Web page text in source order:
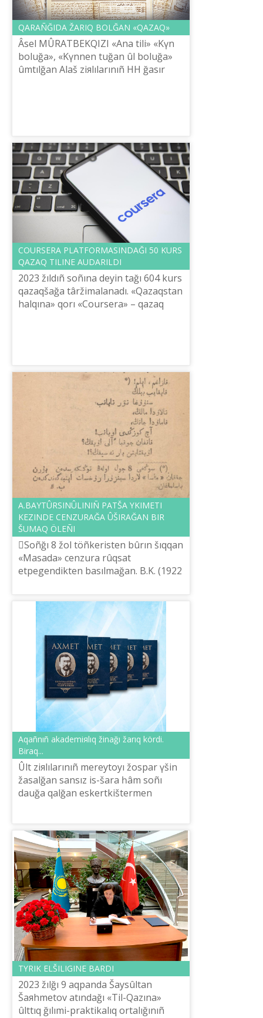
QARAÑĞIDA ŽARIQ BOLĞAN «QAZAQ»
Âsel MÛRATBEKQIZI «Ana tili» «Kүn
boluğa», «Kүnnen tuğan ûl boluğa»
ûmtılğan Alaš ziяlılarınıñ HH ğasır
COURSERA PLATFORMASINDAĞI 50 KURS
QAZAQ TІLІNE AUDARILDI
2023 žıldıñ soñına deyіn tağı 604 kurs
qazaqšağa târžіmalanadı. «Qazaqstan
halqına» qorı «Coursera» – qazaq
A.BAYTÛRSINÛLINIÑ PATŠA ҮKІMETІ
KEZІNDE CENZURAĞA ÛŠIRAĞAN BІR
ŠUMAQ ÖLEÑІ
Soñğı 8 žol töñkerіsten bûrın šıqqan
«Masada» cenzura rûqsat
etpegendіkten basılmağan. B.K. (1922
Aqañnıñ akademiяlıq žinağı žarıq kördі.
Bіraq...
Ûlt ziяlılarınıñ mereytoyı žospar үšіn
žasalğan sansız іs-šara һâm soñı
dauğa qalğan eskertkіštermen
TҮRІK ELŠІLІGІNE BARDI
2023 žılğı 9 aqpanda Šaysûltan
Šaяhmetov atındağı «Tіl-Qazına»
ûlttıq ğılımi-praktikalıq ortalığınıñ